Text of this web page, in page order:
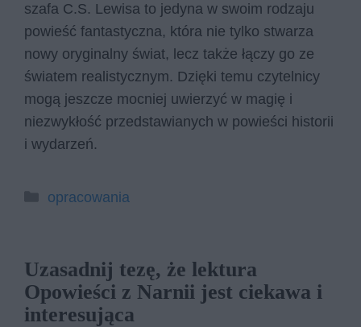
szafa C.S. Lewisa to jedyna w swoim rodzaju
powieść fantastyczna, która nie tylko stwarza
nowy oryginalny świat, lecz także łączy go ze
światem realistycznym. Dzięki temu czytelnicy
mogą jeszcze mocniej uwierzyć w magię i
niezwykłość przedstawianych w powieści historii
i wydarzeń.
Kategorie
opracowania
Uzasadnij tezę, że lektura
Opowieści z Narnii jest ciekawa i
interesująca